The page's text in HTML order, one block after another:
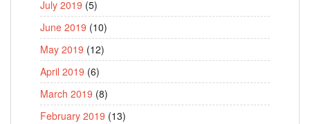
July 2019 (5)
June 2019 (10)
May 2019 (12)
April 2019 (6)
March 2019 (8)
February 2019 (13)